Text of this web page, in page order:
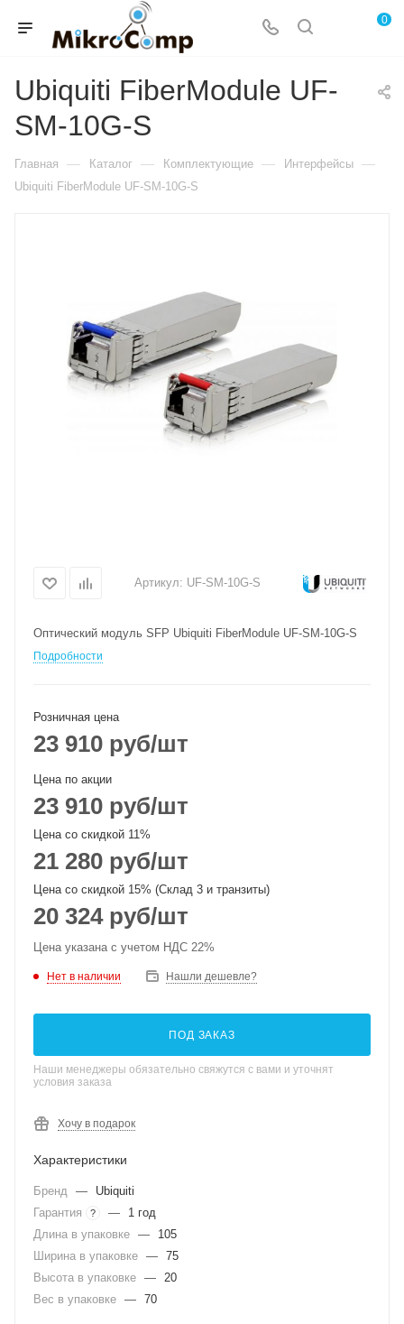
0
Ubiquiti FiberModule UF-
SM-10G-S
Главная — Каталог — Комплектующие — Интерфейсы —
Ubiquiti FiberModule UF-SM-10G-S
Артикул: UF-SM-10G-S
Оптический модуль SFP Ubiquiti FiberModule UF-SM-10G-S
Подробности
Розничная цена
23 910 руб/шт
Цена по акции
23 910 руб/шт
Цена со скидкой 11%
21 280 руб/шт
Цена со скидкой 15% (Склад 3 и транзиты)
20 324руб/шт
Цена указана с учетом НДС 22%
Нет в наличии Нашли дешевле?
ПОД ЗАКАЗ
Наши менеджеры обязательно свяжутся с вами и уточнят
условия заказа
Хочу в подарок
Характеристики
Бренд —
Ubiquiti
Гарантия
? —
1 год
Длина в упаковке —
105
Ширина в упаковке — 75
Высота в упаковке — 20
Вес в упаковке — 70